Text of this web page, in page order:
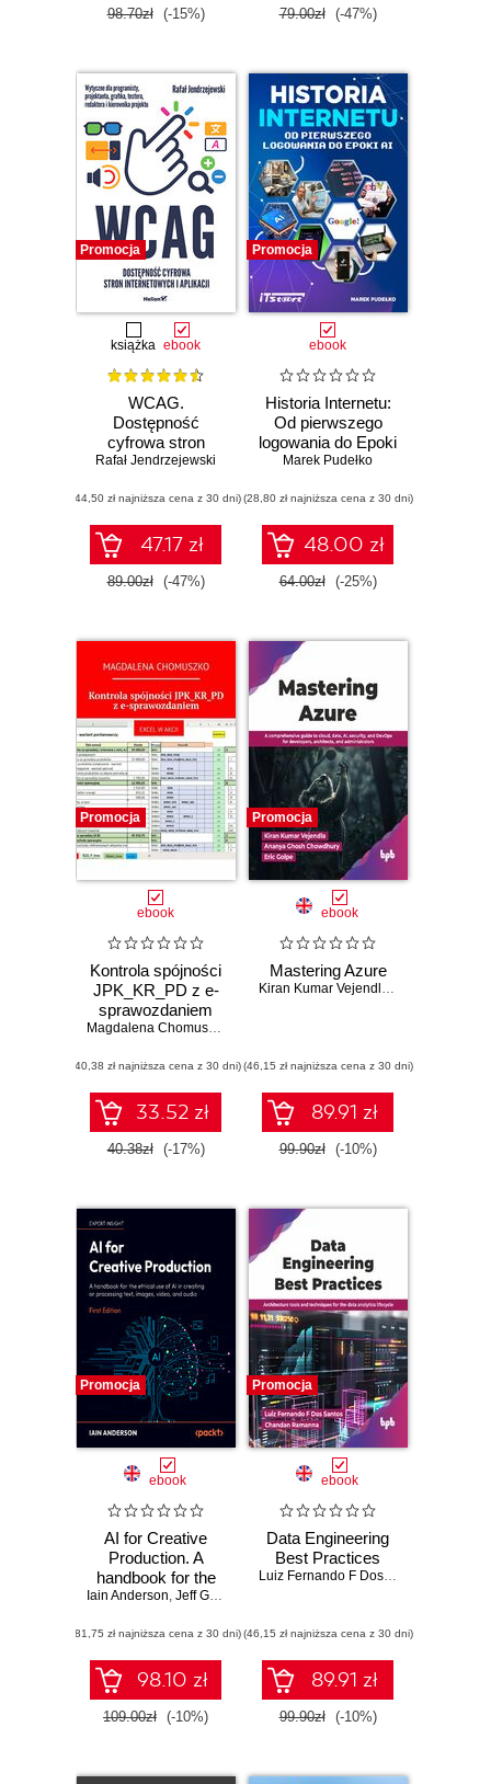
98.70zł (-15%) 79.00zł (-47%)
Promocja
książka ebook
WCAG.
Dostępność
cyfrowa stron
internetowych i
Rafał Jendrzejewski
(44,50 zł najniższa cena z 30 dni)
47.17 zł
89.00zł (-47%)
Promocja
ebook
Historia Internetu:
Od pierwszego
logowania do Epoki
AI
Marek Pudełko
(28,80 zł najniższa cena z 30 dni)
48.00 zł
64.00zł (-25%)
Promocja
ebook
Kontrola spójności
JPK_KR_PD z e-
sprawozdaniem
Magdalena Chomuszko
(40,38 zł najniższa cena z 30 dni)
33.52 zł
40.38zł (-17%)
Promocja
ebook
Mastering Azure
Kiran Kumar Vejendla,
(46,15 zł najniższa cena z 30 dni)
89.91 zł
99.90zł (-10%)
Promocja
ebook
AI for Creative
Production. A
handbook for the
ethical use of AI in
processing text,
images, video, and
audio
Iain Anderson, Jeff Greenberg
(81,75 zł najniższa cena z 30 dni)
98.10 zł
109.00zł (-10%)
Promocja
ebook
Data Engineering
Best Practices
Luiz Fernando F Dos Santos
(46,15 zł najniższa cena z 30 dni)
89.91 zł
99.90zł (-10%)